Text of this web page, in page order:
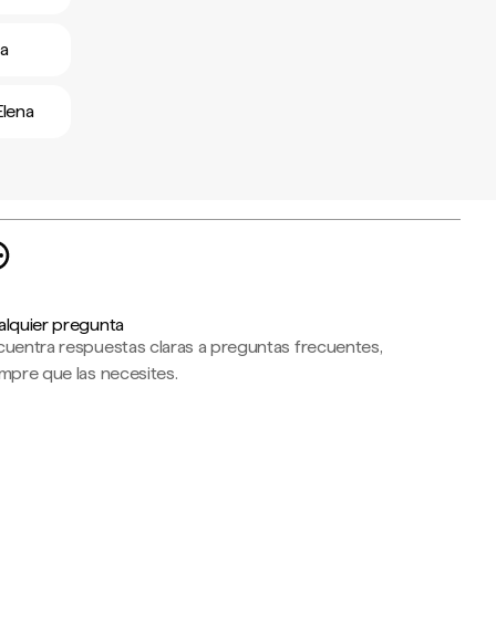
pregunta
respuestas claras a preguntas frecuentes,
que las necesites.